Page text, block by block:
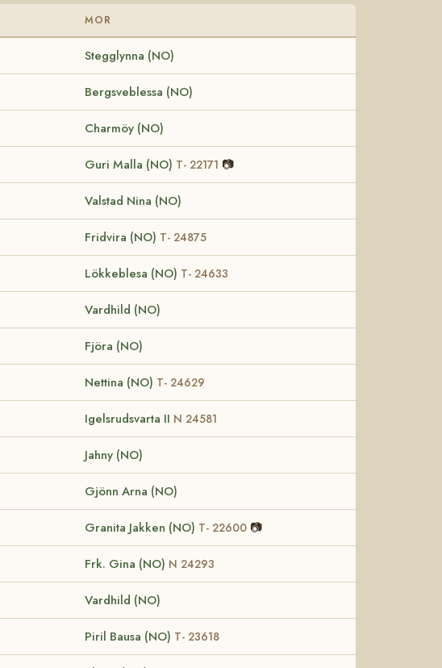
MOR
Stegglynna (NO)
Bergsveblessa (NO)
Charmöy (NO)
Guri Malla (NO) T- 22171 📷
Valstad Nina (NO)
Fridvira (NO) T- 24875
Lökkeblesa (NO) T- 24633
Vardhild (NO)
Fjöra (NO)
Nettina (NO) T- 24629
Igelsrudsvarta II N 24581
Jahny (NO)
Gjönn Arna (NO)
Granita Jakken (NO) T- 22600 📷
Frk. Gina (NO) N 24293
Vardhild (NO)
Piril Bausa (NO) T- 23618